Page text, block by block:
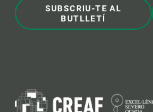
SUBSCRIU-TE AL
BUTLLETÍ